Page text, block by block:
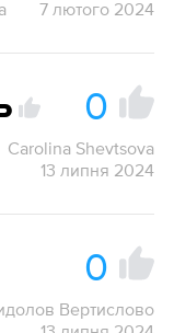
7 лютого 2024
0
Carolina Shevtsova
13 липня 2024
0
Вертислово